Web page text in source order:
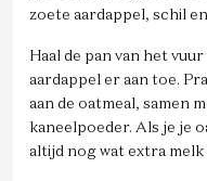
zoete aardappel, schil
Haal de pan van het
aardappel er aan toe.
aan de oatmeal, samen
kaneelpoeder. Als je je
altijd nog wat extra